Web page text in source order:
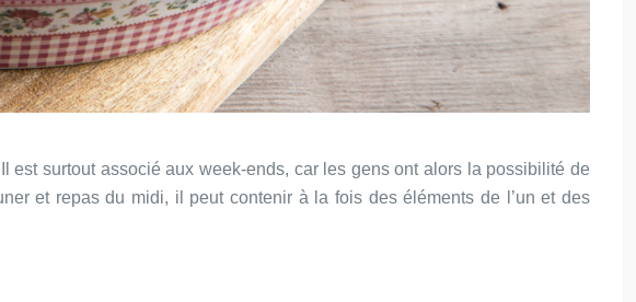
est surtout associé aux week-ends, car les gens ont alors la possibilité de
et repas du midi, il peut contenir à la fois des éléments de l’un et des